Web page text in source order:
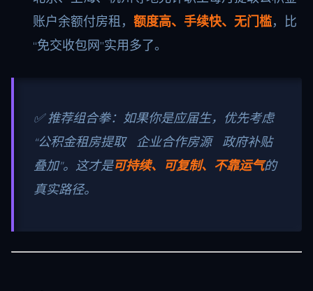
账户余额付房租， 额度高、手续快、无门槛，比
“免交收包网”实用多了。
✅ 推荐组合拳：如果你是应届生，优先考虑
“公积金租房提取 企业合作房源 政府补贴
叠加”。这才是可持续、可复制、不靠运气的
真实路径。